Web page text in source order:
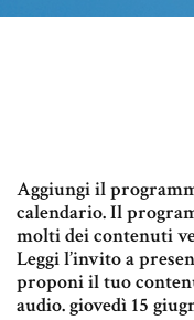
Aggiungi il
calendario. Il
molti dei contenuti
Leggi l’invito a
proponi il tuo
audio. giovedì 15